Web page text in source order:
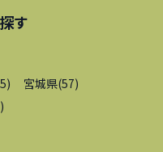
す
) 宮城県(57)
)